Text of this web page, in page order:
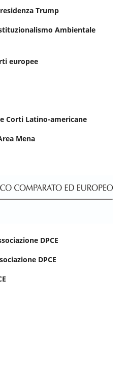
Trump
Ambientale
europee
Corti Latino-americane
Mena
DPCE
DPCE